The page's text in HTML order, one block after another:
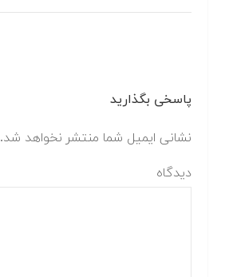
پاسخی بگذارید
نشانی ایمیل شما منتشر نخواهد شد.
دیدگاه